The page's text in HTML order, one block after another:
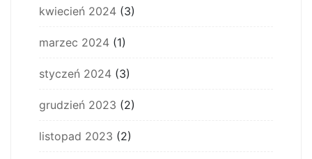
kwiecień 2024 (3)
marzec 2024 (1)
styczeń 2024 (3)
grudzień 2023 (2)
listopad 2023 (2)